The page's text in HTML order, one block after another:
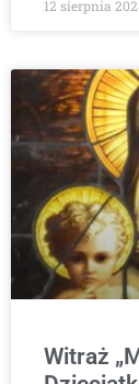
12 sierpnia
Witraż